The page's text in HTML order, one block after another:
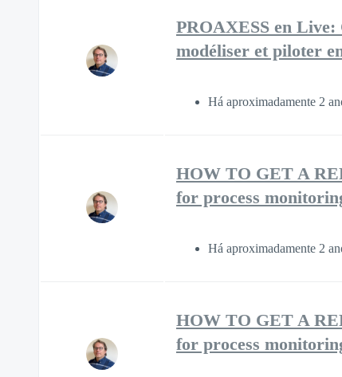
PROAXESS en Live:
modéliser et piloter
Há aproximadamente 2
HOW TO GET A
for process
Há aproximadamente 2
HOW TO GET A
for process